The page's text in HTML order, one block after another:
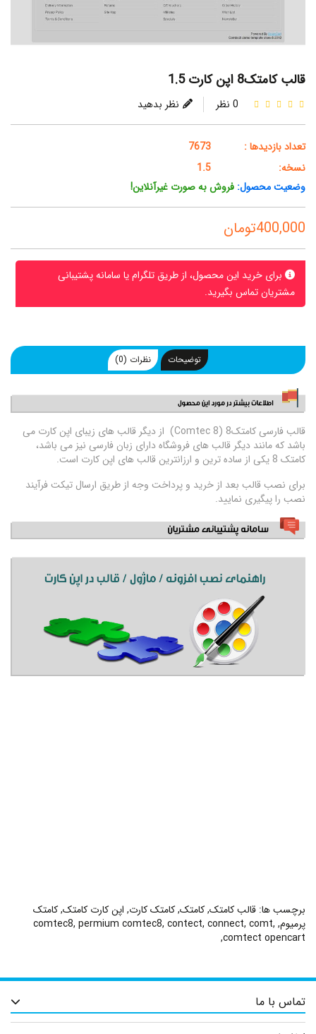
قالب کامتک8 اپن کارت 1.5
0 نظر نظر بدهید
تعداد بازدیدها :
7673
نسخه:
1.5
وضعیت محصول: فروش به صورت غیرآنلاین!
400,000تومان
برای خرید این محصول، از طریق تلگرام یا سامانه پشتیبانی
مشتریان تماس بگیرید.
توضیحات نظرات (0)
قالب فارسی کامتک8 (Comtec 8) از دیگر قالب های زیبای اپن کارت می
باشد که مانند دیگر قالب های فروشگاه دارای زبان فارسی نیز می باشد،
کامتک 8 یکی از ساده ترین و ارزانترین قالب های اپن کارت است.
برای نصب قالب بعد از خرید و پرداخت وجه از طریق ارسال تیکت فرآیند
نصب را پیگیری نمایید.
برچسب ها: قالب کامتک,کامتک,کامتک کارت, اپن کارت کامتک,کامتک
پرمیوم,
comtec8, permium comtec8, contect, connect, comt,
comtect opencart
,
تماس با ما